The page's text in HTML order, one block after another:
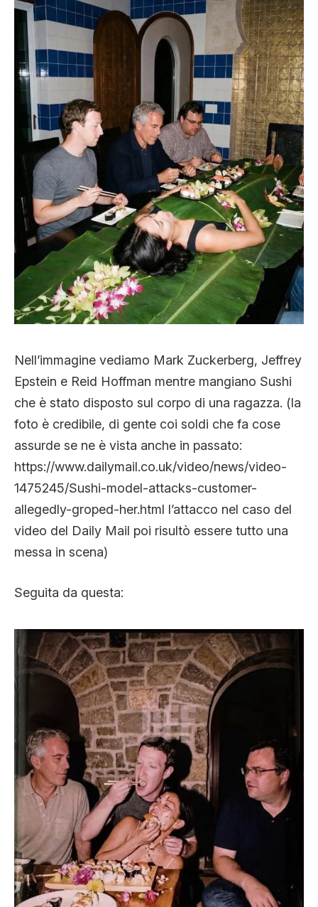
Nell’immagine vediamo Mark Zuckerberg, Jeffrey
Epstein e Reid Hoffman mentre mangiano Sushi
che è stato disposto sul corpo di una ragazza. (la
foto è credibile, di gente coi soldi che fa cose
assurde se ne è vista anche in passato:
https://www.dailymail.co.uk/video/news/video-
1475245/Sushi-model-attacks-customer-
allegedly-groped-her.html l’attacco nel caso del
video del Daily Mail poi risultò essere tutto una
messa in scena)
Seguita da questa: